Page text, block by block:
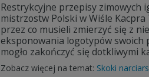
Restrykcyjne przepisy zimowych
mistrzostw Polski w Wiśle Kacpra
przez co musieli zmierzyć się z
eksponowania logotypów swoich
mogło zakończyć się dotkliwymi
Zobacz więcej na temat: Skoki